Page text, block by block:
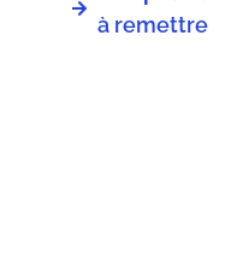
à remettre